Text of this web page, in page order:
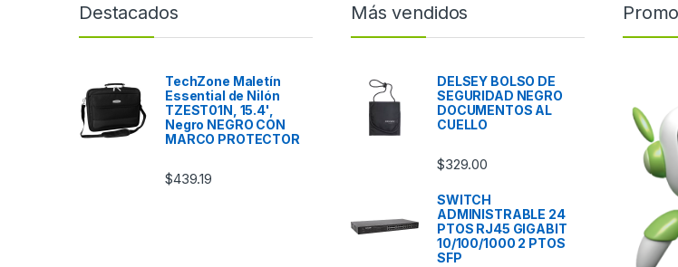
Destacados
TechZone Maletín
Essential de Nilón
TZEST01N, 15.4',
Negro NEGRO CON
MARCO PROTECTOR
$439.19
Más vendidos
DELSEY BOLSO DE
SEGURIDAD NEGRO
DOCUMENTOS AL
CUELLO
$329.00
SWITCH
ADMINISTRABLE 24
PTOS RJ45 GIGABIT
10/100/1000 2 PTOS
SFP